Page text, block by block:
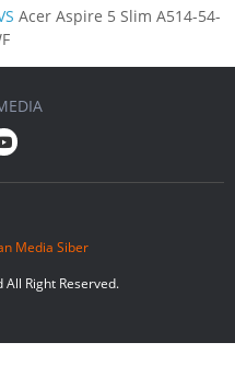
Acer Aspire 5 Slim A514-54-
Media Siber
Right Reserved.